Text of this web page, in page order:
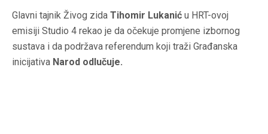
Glavni tajnik Živog zida Tihomir Lukanić u HRT-ovoj
emisiji Studio 4 rekao je da očekuje promjene izbornog
sustava i da podržava referendum koji traži Građanska
inicijativa Narod odlučuje.